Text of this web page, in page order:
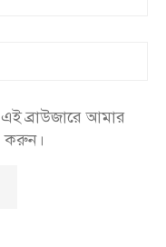
ব্রাউজারে আমার
করুন।